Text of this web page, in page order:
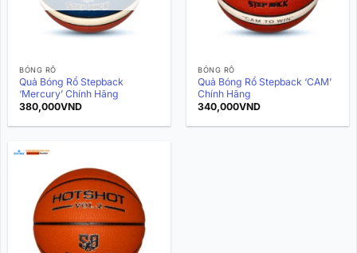
BÓNG RỔ
Quả Bóng Rổ Stepback
‘Mercury’ Chính Hãng
380,000VND
BÓNG RỔ
Quả Bóng Rổ Stepback ‘CAM’
Chính Hãng
340,000VND